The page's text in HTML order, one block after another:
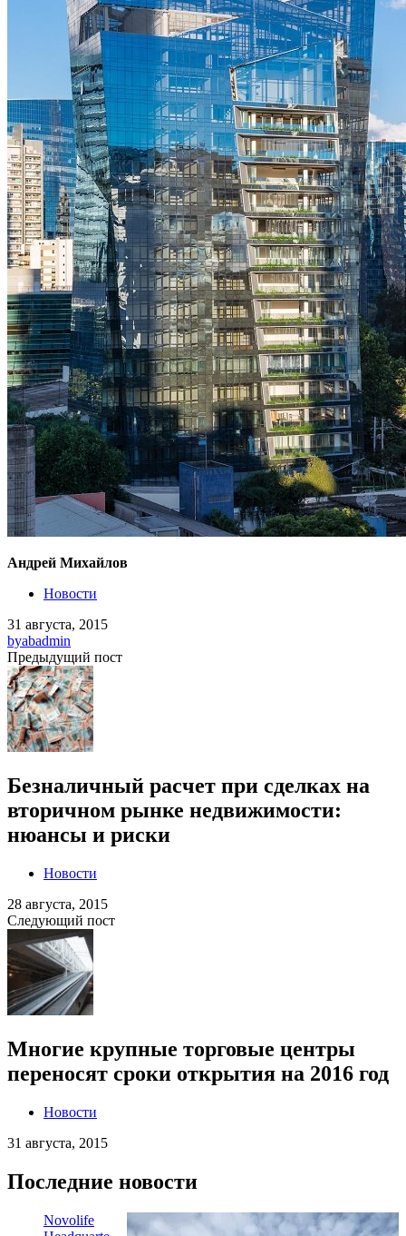
Андрей Михайлов
Новости
31 августа, 2015
byabadmin
Предыдущий пост
Безналичный расчет при сделках на
вторичном рынке недвижимости:
нюансы и риски
Новости
28 августа, 2015
Следующий пост
Многие крупные торговые центры
переносят сроки открытия на 2016 год
Новости
31 августа, 2015
Последние новости
Novolife